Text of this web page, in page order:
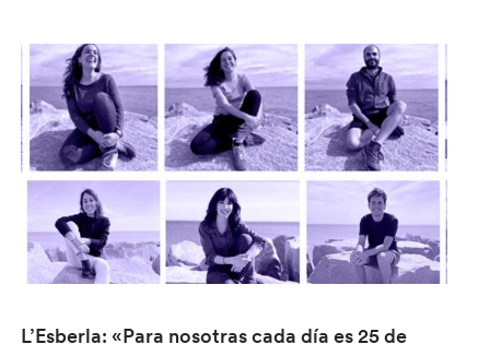
L’Esberla: «Para nosotras cada día es 25 de